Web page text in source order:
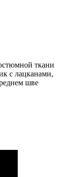
ткани
с лацканами,
шве